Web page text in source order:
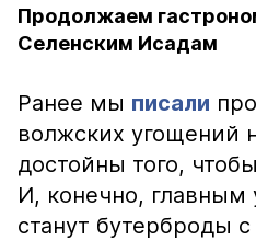
Продолжаем
Селенским Исадам
Ранее мы писали
волжских угощений
достойны того,
И, конечно, главным
станут бутерброды